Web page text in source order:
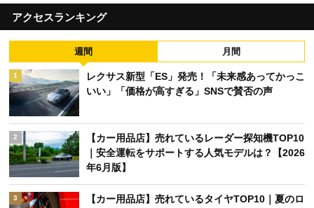
アクセスランキング
週間 月間
1
レクサス新型「ES」発売！「未来感あってかっこ
いい」「価格が高すぎる」SNSで賛否の声
2
【カー用品店】売れているレーダー探知機TOP10
｜安全運転をサポートする人気モデルは？【2026
年6月版】
3 【カー用品店】売れているタイヤTOP10｜夏のロ